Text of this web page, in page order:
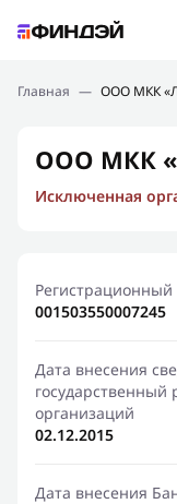
Подбор займа
Новости
Финансовое
Главная — ООО МКК
ООО МКК
Исключенная
001503550007245
Дата внесения
организаций
02.12.2015
Дата внесения
Ошибка:
Спасибо, что
Мы свяжемся с
результат